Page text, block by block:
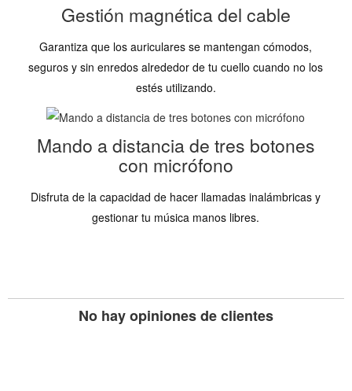
Gestión magnética del cable
Garantiza que los auriculares se mantengan cómodos,
seguros y sin enredos alrededor de tu cuello cuando no los
estés utilizando.
Mando a distancia de tres botones
con micrófono
Disfruta de la capacidad de hacer llamadas inalámbricas y
gestionar tu música manos libres.
No hay opiniones de clientes